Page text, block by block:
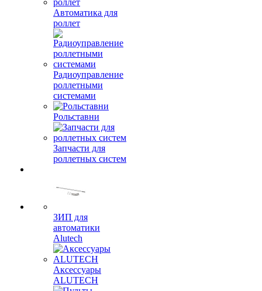
Автоматика для
роллет
Радиоуправление
роллетными
системами
Рольставни
Запчасти для
роллетных систем
ЗИП для
автоматики
Alutech
Аксессуары
ALUTECH